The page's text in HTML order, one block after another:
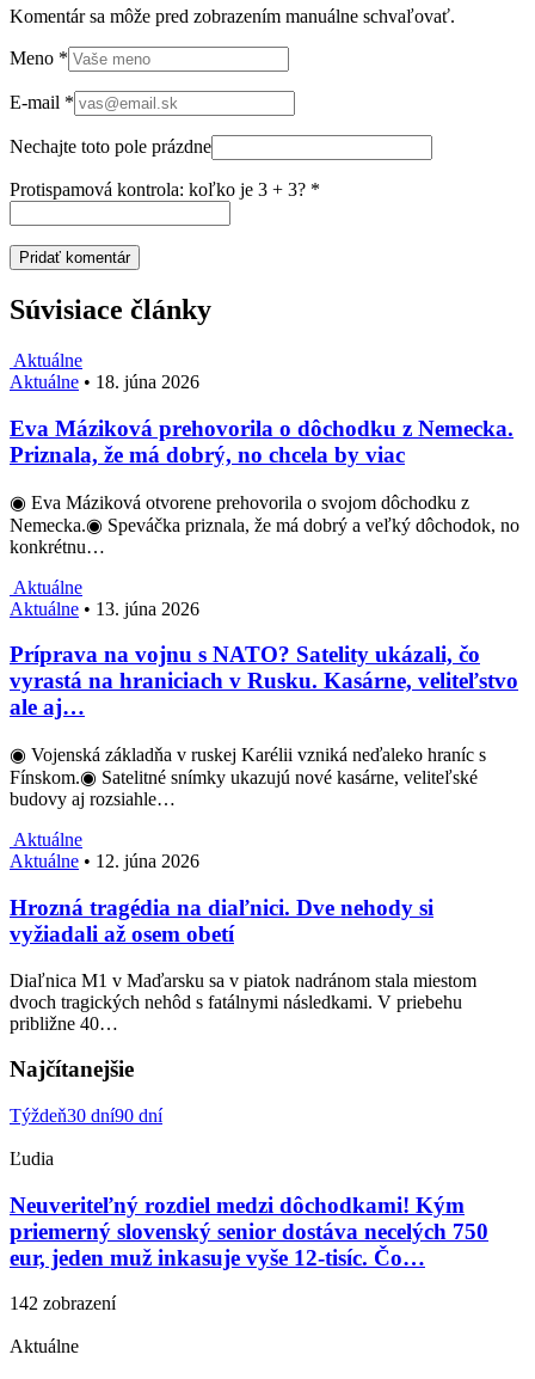
Komentár sa môže pred zobrazením manuálne schvaľovať.
Meno *
E-mail *
Nechajte toto pole prázdne
Protispamová kontrola: koľko je 3 + 3? *
Súvisiace články
Aktuálne
Aktuálne • 18. júna 2026
Eva Máziková prehovorila o dôchodku z Nemecka.
Priznala, že má dobrý, no chcela by viac
◉ Eva Máziková otvorene prehovorila o svojom dôchodku z
Nemecka.◉ Speváčka priznala, že má dobrý a veľký dôchodok, no
konkrétnu…
Aktuálne
Aktuálne • 13. júna 2026
Príprava na vojnu s NATO? Satelity ukázali, čo
vyrastá na hraniciach v Rusku. Kasárne, veliteľstvo
ale aj…
◉ Vojenská základňa v ruskej Karélii vzniká neďaleko hraníc s
Fínskom.◉ Satelitné snímky ukazujú nové kasárne, veliteľské
budovy aj rozsiahle…
Aktuálne
Aktuálne • 12. júna 2026
Hrozná tragédia na diaľnici. Dve nehody si
vyžiadali až osem obetí
Diaľnica M1 v Maďarsku sa v piatok nadránom stala miestom
dvoch tragických nehôd s fatálnymi následkami. V priebehu
približne 40…
Najčítanejšie
Týždeň30 dní90 dní
Ľudia
Neuveriteľný rozdiel medzi dôchodkami! Kým
priemerný slovenský senior dostáva necelých 750
eur, jeden muž inkasuje vyše 12-tisíc. Čo…
142 zobrazení
Aktuálne